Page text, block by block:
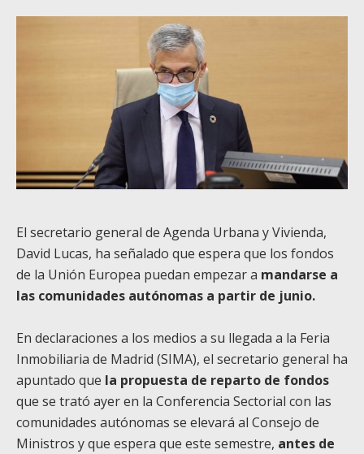
El secretario general de Agenda Urbana y Vivienda,
David Lucas, ha señalado que espera que los fondos
de la Unión Europea puedan empezar a mandarse a
las comunidades autónomas a partir de junio.
En declaraciones a los medios a su llegada a la Feria
Inmobiliaria de Madrid (SIMA), el secretario general ha
apuntado que la propuesta de reparto de fondos
que se trató ayer en la Conferencia Sectorial con las
comunidades autónomas se elevará al Consejo de
Ministros y que espera que este semestre, antes de